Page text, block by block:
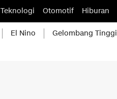
Teknologi Otomotif Hiburan
El Nino Gelombang Tinggi